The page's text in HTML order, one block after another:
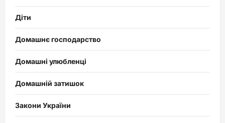
Діти
Домашнє господарство
Домашні улюбленці
Домашній затишок
Закони України